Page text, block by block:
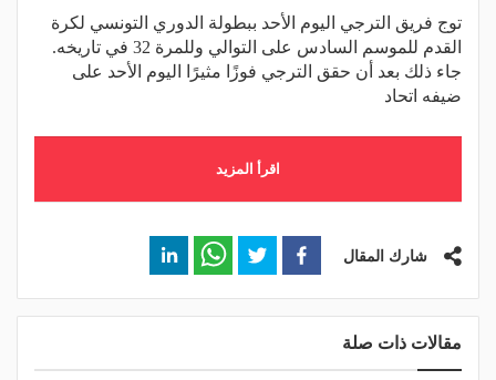
توج فريق الترجي اليوم الأحد ببطولة الدوري التونسي لكرة
القدم للموسم السادس على التوالي وللمرة 32 في تاريخه.
جاء ذلك بعد أن حقق الترجي فوزًا مثيرًا اليوم الأحد على
ضيفه اتحاد
اقرأ المزيد
شارك المقال
مقالات ذات صلة